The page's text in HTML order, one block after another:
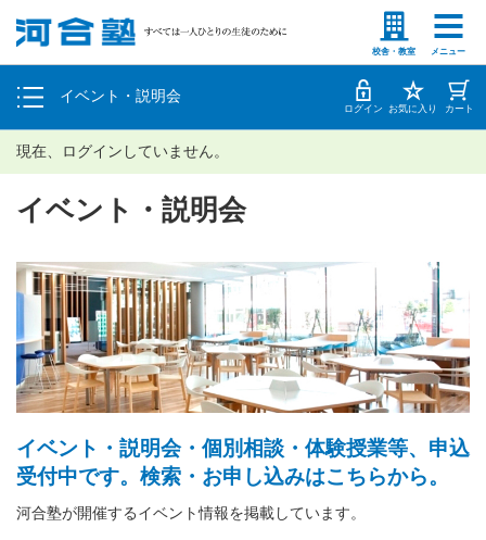
校舎・教室 メニュー
塾生の方 高等学校の先生
イベント・説明会
個別相談
体験授業 ログイン お気に入り カート
現在、ログインしていません。
イベント・説明会
イベント・説明会・個別相談・体験授業等、申込
受付中です。検索・お申し込みはこちらから。
河合塾が開催するイベント情報を掲載しています。